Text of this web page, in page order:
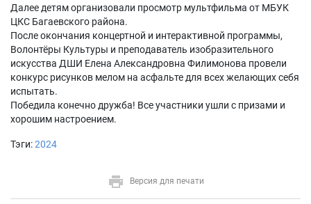
Далее детям организовали просмотр мультфильма от МБУК
ЦКС Багаевского района.
После окончания концертной и интерактивной программы,
Волонтёры Культуры и преподаватель изобразительного
искусства ДШИ Елена Александровна Филимонова провели
конкурс рисунков мелом на асфальте для всех желающих себя
испытать.
Победила конечно дружба! Все участники ушли с призами и
хорошим настроением.
Тэги:2024
Версия для печати